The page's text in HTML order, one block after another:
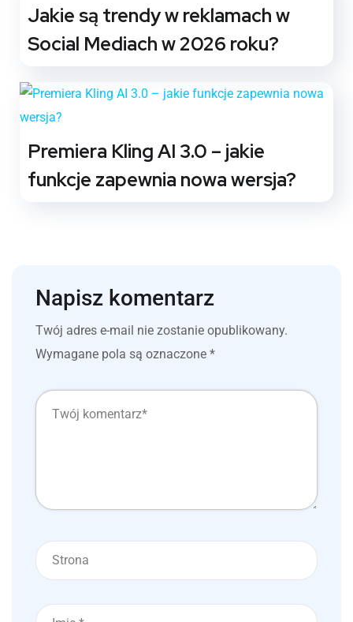
Jakie są trendy w reklamach w
Social Mediach w 2026 roku?
Premiera Kling AI 3.0 – jakie
funkcje zapewnia nowa wersja?
Napisz komentarz
Twój adres e-mail nie zostanie opublikowany.
Wymagane pola są oznaczone *